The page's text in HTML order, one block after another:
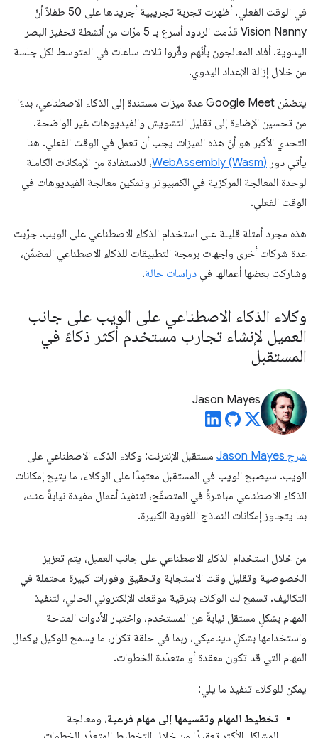
في الوقت الفعلي. أظهرت تجربة تجريبية أجريناها على 50 طفلاً أنّ
Vision Nanny قدّمت الردود أسرع بـ 5 مرّات من أنشطة تحفيز البصر
اليدوية. أفاد المعالجون بأنّهم وفّروا ثلاث ساعات في المتوسط لكل جلسة
من خلال إزالة الإعداد اليدوي.
يتضمّن Google Meet عدة ميزات مستندة إلى الذكاء الاصطناعي، بدءًا
من تحسين الإضاءة إلى تقليل التشويش والفيديوهات غير الواضحة.
التحدي الأكبر هو أنّ هذه الميزات يجب أن تعمل في الوقت الفعلي. هنا
يأتي دور WebAssembly (Wasm)، للاستفادة من الإمكانات الكاملة
لوحدة المعالجة المركزية في الكمبيوتر وتمكين معالجة الفيديوهات في
الوقت الفعلي.
هذه مجرد أمثلة قليلة على استخدام الذكاء الاصطناعي على الويب. جرّبت
عدة شركات أخرى واجهات برمجة التطبيقات للذكاء الاصطناعي المضمَّن،
وشاركت بعضها أعمالها في دراسات حالة.
وكلاء الذكاء الاصطناعي على الويب على جانب
العميل لإنشاء تجارب مستخدم أكثر ذكاءً في
المستقبل
Jason Mayes
شرح Jason Mayes
مستقبل الإنترنت: وكلاء الذكاء الاصطناعي على
الويب. سيصبح الويب في المستقبل معتمِدًا على الوكلاء، ما يتيح إمكانات
الذكاء الاصطناعي مباشرةً في المتصفّح، لتنفيذ أعمال مفيدة نيابةً عنك،
بما يتجاوز إمكانات النماذج اللغوية الكبيرة.
من خلال استخدام الذكاء الاصطناعي على جانب العميل، يتم تعزيز
الخصوصية وتقليل وقت الاستجابة وتحقيق وفورات كبيرة محتملة في
التكاليف. تسمح لك الوكلاء بترقية موقعك الإلكتروني الحالي، لتنفيذ
المهام بشكلٍ مستقل نيابةً عن المستخدم، واختيار الأدوات المتاحة
واستخدامها بشكلٍ ديناميكي، ربما في حلقة تكرار، ما يسمح للوكيل بإكمال
المهام التي قد تكون معقدة أو متعدّدة الخطوات.
يمكن للوكلاء تنفيذ ما يلي:
تخطيط المهام وتقسيمها إلى مهام فرعية، ومعالجة